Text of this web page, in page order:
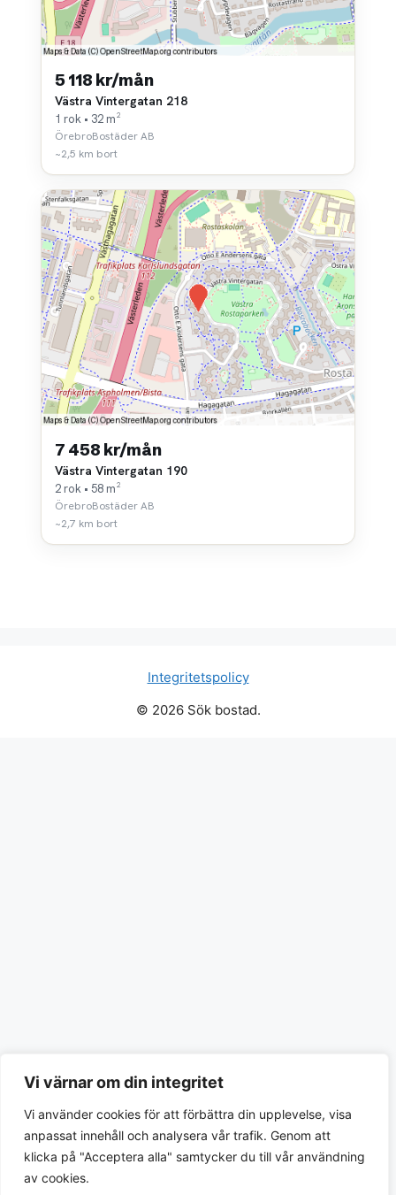
Vi värnar om din integritet
Vi använder cookies för att förbättra din upplevelse, visa
anpassat innehåll och analysera vår trafik. Genom att
klicka på "Acceptera alla" samtycker du till vår användning
av cookies.
5 118 kr/mån
Västra Vintergatan 218
1 rok • 32 m²
ÖrebroBostäder AB
~2,5 km bort
7 458 kr/mån
Västra Vintergatan 190
2 rok • 58 m²
ÖrebroBostäder AB
~2,7 km bort
Integritetspolicy
© 2026 Sök bostad.